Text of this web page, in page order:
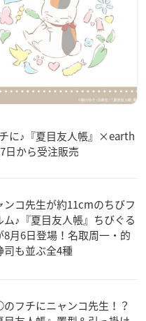
に♪『夏目友人帳』×earth
日から受注販売
ンコ先生が約11cmのちびフ
ム♪『夏目友人帳』ちびぐる
8月6日登場！名取周一・的
司も並ぶ全4種
フチにニャンコ先生！？